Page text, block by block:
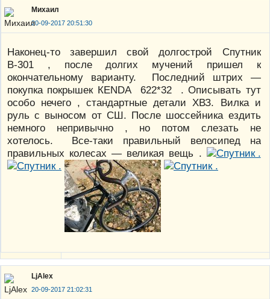
Михаил
20-09-2017 20:51:30
Наконец-то завершил свой долгострой Спутник
В-301 , после долгих мучений пришел к
окончательному варианту. Последний штрих —
покупка покрышек КЕNDA 622*32 . Описывать тут
особо нечего , стандартные детали ХВЗ. Вилка и
руль с выносом от СШ. После шоссейника ездить
немного непривычно , но потом слезать не
хотелось. Все-таки правильный велосипед на
правильных колесах — великая вещь .
LjAlex
20-09-2017 21:02:31